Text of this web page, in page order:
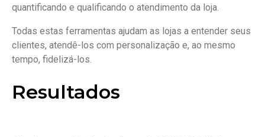
quantificando e qualificando o atendimento da loja.
Todas estas ferramentas ajudam as lojas a entender seus
clientes, atendê-los com personalização e, ao mesmo
tempo, fidelizá-los.
Resultados